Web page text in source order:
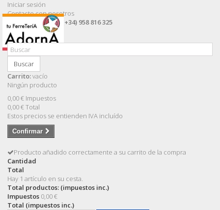
Iniciar sesión
Contacte con nosotros
Llámanos ahora: (+34) 958 816 325
Buscar
Carrito:vacío
Ningún producto
0,00 € Impuestos
0,00 €Total
Estos precios se entienden IVA incluído
Confirmar
Producto añadido correctamente a su carrito de la compra
Cantidad
Total
Hay 1 artículo en su cesta.
Total productos: (impuestos inc.)
Impuestos 0,00 €
Total (impuestos inc.)